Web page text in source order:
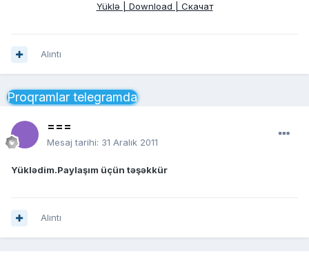
Yüklə | Download | Скачат
Alıntı
Proqramlar telegramda
===
Mesaj tarihi: 31 Aralık 2011
Yüklədim.Paylaşım üçün təşəkkür
Alıntı